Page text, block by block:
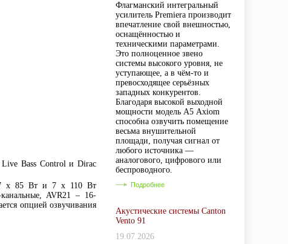
Флагманский интегральный
усилитель Premiera производит
впечатление свой внешностью,
оснащённостью и
техническими параметрами.
Это полноценное звено
системы высокого уровня, не
уступающее, а в чём-то и
превосходящее серьёзных
западных конкурентов.
Благодаря высокой выходной
мощности модель А5 Axiom
способна озвучить помещение
весьма внушительной
площади, получая сигнал от
любого источника —
аналогового, цифрового или
беспроводного.
Подробнее
Акустические системы Canton
Vento 91
19.07.2026
Live Bass Control и Dirac
7 x 85 Вт и 7 x 110 Вт
AVR21 – 16-
опцией озвучивания